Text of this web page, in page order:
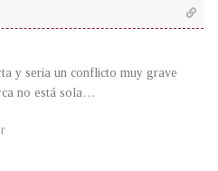
y seria un conflicto muy grave
no está sola…